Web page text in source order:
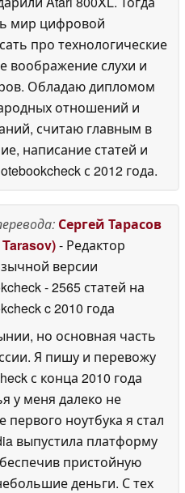
мир цифровой
про технологические
слухи и
Обладаю дипломом
отношений и
считаю главным в
написание статей и
с 2012 года.
Сергей Тарасов
- Редактор
версии
- 2565 статей на
c 2010 года
но основная часть
Я пишу и перевожу
с конца 2010 года
у меня далеко не
первого ноутбука я стал
выпустила платформу
пристойную
деньги. С тех